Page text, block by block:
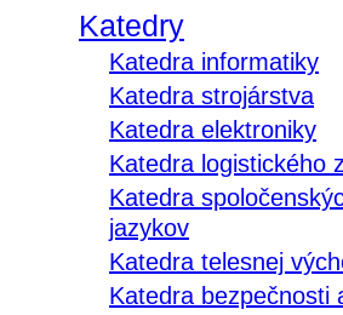
Katedry
Katedra informatiky
Katedra strojárstva
Katedra elektroniky
Katedra logistického
Katedra
jazykov
Katedra telesnej
Katedra bezpečnosti